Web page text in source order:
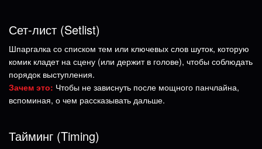
Сет-лист (Setlist)
Шпаргалка со списком тем или ключевых слов шуток, которую
комик кладет на сцену (или держит в голове), чтобы соблюдать
порядок выступления.
Зачем это: Чтобы не зависнуть после мощного панчлайна,
вспоминая, о чем рассказывать дальше.
Тайминг (Timing)